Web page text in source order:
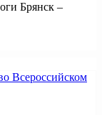
Брянск –